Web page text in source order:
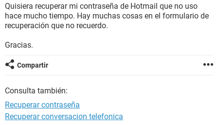
Quisiera recuperar mi contraseña de Hotmail que no uso
hace mucho tiempo. Hay muchas cosas en el formulario de
recuperación que no recuerdo.
Gracias.
Compartir
Consulta también:
Recuperar contraseña
Recuperar conversacion telefonica